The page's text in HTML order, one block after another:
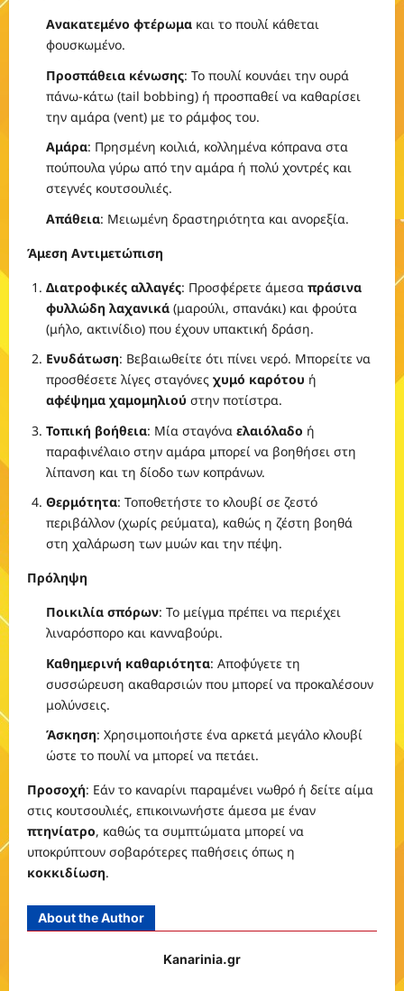
Ανακατεμένο φτέρωμα και το πουλί κάθεται
φουσκωμένο.
Προσπάθεια κένωσης: Το πουλί κουνάει την ουρά
πάνω-κάτω (tail bobbing) ή προσπαθεί να καθαρίσει
την αμάρα (vent) με το ράμφος του.
Αμάρα: Πρησμένη κοιλιά, κολλημένα κόπρανα στα
πούπουλα γύρω από την αμάρα ή πολύ χοντρές και
στεγνές κουτσουλιές.
Απάθεια: Μειωμένη δραστηριότητα και ανορεξία.
Άμεση Αντιμετώπιση
Διατροφικές αλλαγές: Προσφέρετε άμεσα πράσινα
φυλλώδη λαχανικά (μαρούλι, σπανάκι) και φρούτα
(μήλο, ακτινίδιο) που έχουν υπακτική δράση.
Ενυδάτωση: Βεβαιωθείτε ότι πίνει νερό. Μπορείτε να
προσθέσετε λίγες σταγόνες χυμό καρότου ή
αφέψημα χαμομηλιού στην ποτίστρα.
Τοπική βοήθεια: Μία σταγόνα ελαιόλαδο ή
παραφινέλαιο στην αμάρα μπορεί να βοηθήσει στη
λίπανση και τη δίοδο των κοπράνων.
Θερμότητα: Τοποθετήστε το κλουβί σε ζεστό
περιβάλλον (χωρίς ρεύματα), καθώς η ζέστη βοηθά
στη χαλάρωση των μυών και την πέψη.
Πρόληψη
Ποικιλία σπόρων: Το μείγμα πρέπει να περιέχει
λιναρόσπορο και κανναβούρι.
Καθημερινή καθαριότητα: Αποφύγετε τη
συσσώρευση ακαθαρσιών που μπορεί να προκαλέσουν
μολύνσεις.
Άσκηση: Χρησιμοποιήστε ένα αρκετά μεγάλο κλουβί
ώστε το πουλί να μπορεί να πετάει.
Προσοχή: Εάν το καναρίνι παραμένει νωθρό ή δείτε αίμα
στις κουτσουλιές, επικοινωνήστε άμεσα με έναν
πτηνίατρο, καθώς τα συμπτώματα μπορεί να
υποκρύπτουν σοβαρότερες παθήσεις όπως η
κοκκιδίωση.
About the Author
Kanarinia.gr